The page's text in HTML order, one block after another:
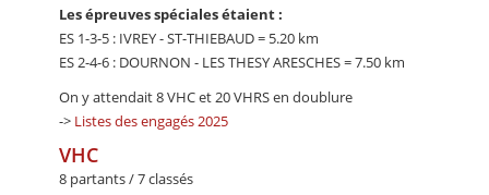
Les épreuves spéciales étaient :
ES 1-3-5 : IVREY - ST-THIEBAUD = 5.20 km
ES 2-4-6 : DOURNON - LES THESY ARESCHES = 7.50 km
On y attendait 8 VHC et 20 VHRS en doublure
-> Listes des engagés 2025
VHC
8 partants / 7 classés